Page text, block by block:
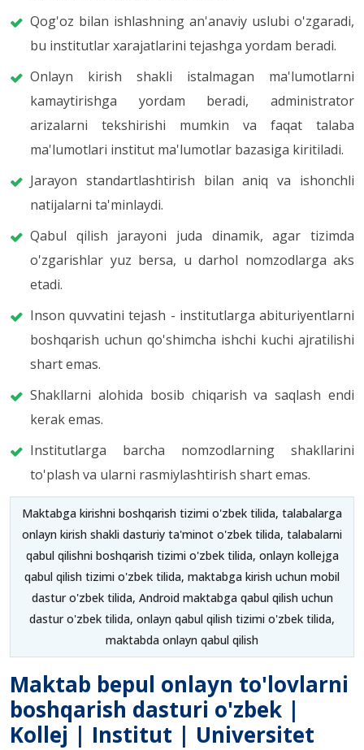
Qog'oz bilan ishlashning an'anaviy uslubi o'zgaradi,
bu institutlar xarajatlarini tejashga yordam beradi.
Onlayn kirish shakli istalmagan ma'lumotlarni
kamaytirishga yordam beradi, administrator
arizalarni tekshirishi mumkin va faqat talaba
ma'lumotlari institut ma'lumotlar bazasiga kiritiladi.
Jarayon standartlashtirish bilan aniq va ishonchli
natijalarni ta'minlaydi.
Qabul qilish jarayoni juda dinamik, agar tizimda
o'zgarishlar yuz bersa, u darhol nomzodlarga aks
etadi.
Inson quvvatini tejash - institutlarga abituriyentlarni
boshqarish uchun qo'shimcha ishchi kuchi ajratilishi
shart emas.
Shakllarni alohida bosib chiqarish va saqlash endi
kerak emas.
Institutlarga barcha nomzodlarning shakllarini
to'plash va ularni rasmiylashtirish shart emas.
Maktabga kirishni boshqarish tizimi o'zbek tilida, talabalarga
onlayn kirish shakli dasturiy ta'minot o'zbek tilida, talabalarni
qabul qilishni boshqarish tizimi o'zbek tilida, onlayn kollejga
qabul qilish tizimi o'zbek tilida, maktabga kirish uchun mobil
dastur o'zbek tilida, Android maktabga qabul qilish uchun
dastur o'zbek tilida, onlayn qabul qilish tizimi o'zbek tilida,
maktabda onlayn qabul qilish
Maktab bepul onlayn to'lovlarni
boshqarish dasturi o'zbek |
Kollej | Institut | Universitet